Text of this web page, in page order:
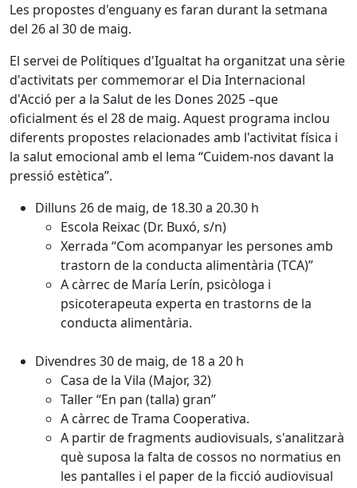
Les propostes d'enguany es faran durant la setmana
del 26 al 30 de maig.
El servei de Polítiques d'Igualtat ha organitzat una sèrie
d'activitats per commemorar el Dia Internacional
d'Acció per a la Salut de les Dones 2025 –que
oficialment és el 28 de maig. Aquest programa inclou
diferents propostes relacionades amb l'activitat física i
la salut emocional amb el lema “Cuidem-nos davant la
pressió estètica”.
Dilluns 26 de maig, de 18.30 a 20.30 h
Escola Reixac (Dr. Buxó, s/n)
Xerrada “Com acompanyar les persones amb
trastorn de la conducta alimentària (TCA)”
A càrrec de María Lerín, psicòloga i
psicoterapeuta experta en trastorns de la
conducta alimentària.
Divendres 30 de maig, de 18 a 20 h
Casa de la Vila (Major, 32)
Taller “En pan (talla) gran”
A càrrec de Trama Cooperativa.
A partir de fragments audiovisuals, s'analitzarà
què suposa la falta de cossos no normatius en
les pantalles i el paper de la ficció audiovisual